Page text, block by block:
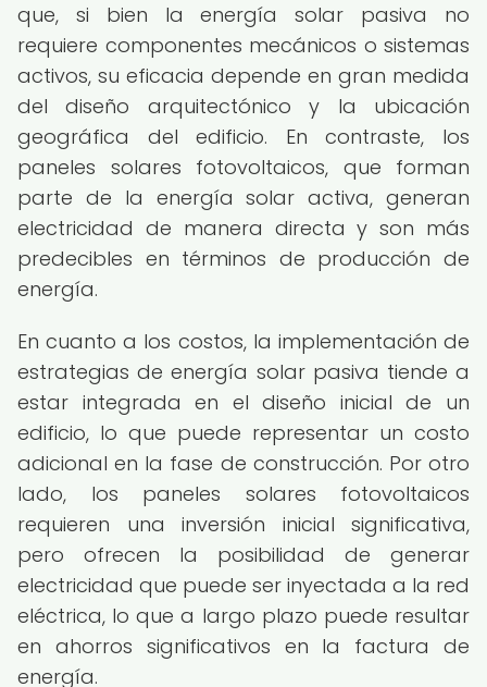
que, si bien la energía solar pasiva no
requiere componentes mecánicos o sistemas
activos, su eficacia depende en gran medida
del diseño arquitectónico y la ubicación
geográfica del edificio. En contraste, los
paneles solares fotovoltaicos, que forman
parte de la energía solar activa, generan
electricidad de manera directa y son más
predecibles en términos de producción de
energía.
En cuanto a los costos, la implementación de
estrategias de energía solar pasiva tiende a
estar integrada en el diseño inicial de un
edificio, lo que puede representar un costo
adicional en la fase de construcción. Por otro
lado, los paneles solares fotovoltaicos
requieren una inversión inicial significativa,
pero ofrecen la posibilidad de generar
electricidad que puede ser inyectada a la red
eléctrica, lo que a largo plazo puede resultar
en ahorros significativos en la factura de
energía.